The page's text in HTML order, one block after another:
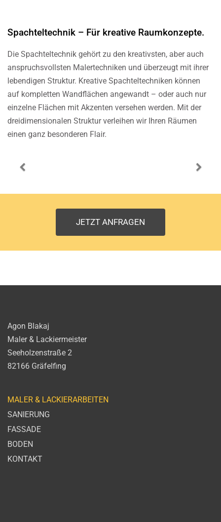
Spachteltechnik – Für kreative Raumkonzepte.
Die Spachteltechnik gehört zu den kreativsten, aber auch
anspruchsvollsten Malertechniken und überzeugt mit ihrer
lebendigen Struktur. Kreative Spachteltechniken können
auf kompletten Wandflächen angewandt – oder auch nur
einzelne Flächen mit Akzenten versehen werden. Mit der
dreidimensionalen Struktur verleihen wir Ihren Räumen
einen ganz besonderen Flair.
JETZT ANFRAGEN
Agon Blakaj
Maler & Lackiermeister
Seeholzenstraße 2
82166 Gräfelfing
MALER & LACKIERARBEITEN
SANIERUNG
FASSADE
BODEN
KONTAKT